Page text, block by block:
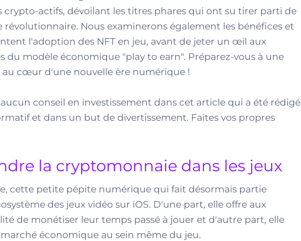
crypto-actifs, dévoilant les titres phares qui ont su tirer parti de
Nous examinerons également les bénéfices et
l'adoption des NFT en jeu, avant de jeter un œil aux
du modèle économique "play to earn". Préparez-vous à une
cœur d'une nouvelle ère numérique !
conseil en investissement dans cet article qui a été rédigé
et dans un but de divertissement. Faites vos propres
la cryptomonnaie dans les jeux
cette petite pépite numérique qui fait désormais partie
des jeux vidéo sur iOS. D'une part, elle offre aux
de monétiser leur temps passé à jouer et d'autre part, elle
économique au sein même du jeu.